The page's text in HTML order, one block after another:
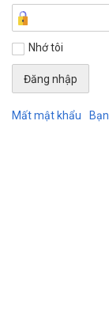
Nhớ tôi
Mất mật khẩu